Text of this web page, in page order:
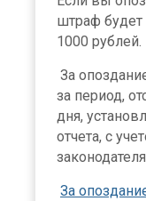
штраф
1000 рублей.
За
за период,
дня,
отчета, с
За